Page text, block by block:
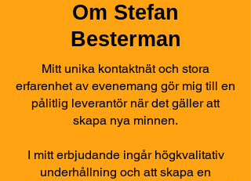
Om Stefan
Besterman
Mitt unika kontaktnät och stora
erfarenhet av evenemang gör mig till en
pålitlig leverantör när det gäller att
skapa nya minnen.
I mitt erbjudande ingår högkvalitativ
underhållning och att skapa en